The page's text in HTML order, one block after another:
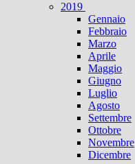
2019
Gennaio
Febbraio
Marzo
Aprile
Maggio
Giugno
Luglio
Agosto
Settembre
Ottobre
Novembre
Dicembre